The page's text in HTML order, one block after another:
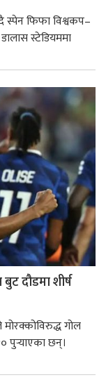
स्पेन फिफा विश्वकप–
स्टेडियममा
दौडमा शीर्ष
मोरक्कोविरुद्ध गोल
पुर्‍याएका छन्।